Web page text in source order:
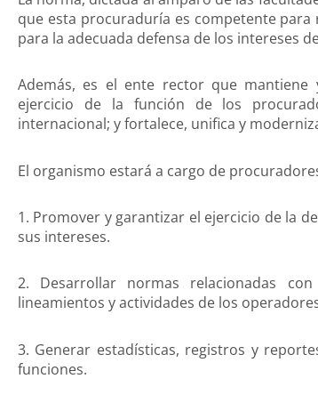
que esta procuraduría es competente
para la adecuada defensa de los intereses
Además, es el ente rector que
ejercicio de la función de los
internacional; y fortalece, unifica y
El organismo estará a cargo de
1. Promover y garantizar el ejercicio de la
sus intereses.
2. Desarrollar normas relacionadas
lineamientos y actividades de los
3. Generar estadísticas, registros y
funciones.